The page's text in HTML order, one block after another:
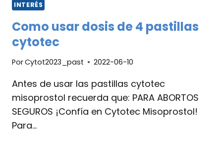
INTERÉS
Como usar dosis de 4 pastillas
cytotec
PorCytot2023_past 2022-06-10
Antes de usar las pastillas cytotec
misoprostol recuerda que: PARA ABORTOS
SEGUROS ¡Confía en Cytotec Misoprostol!
Para…